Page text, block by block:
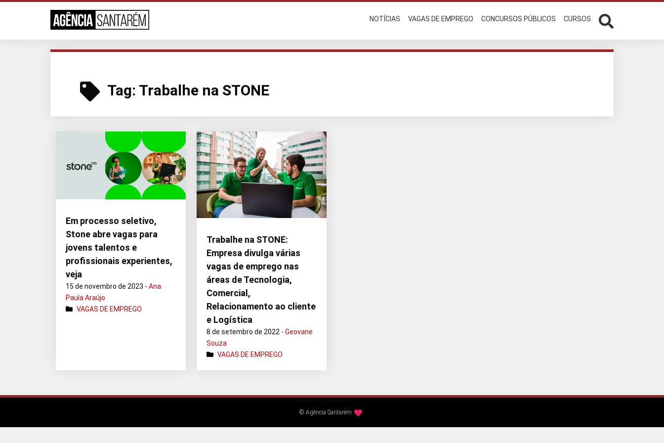
NOTÍCIAS VAGAS DE EMPREGO CONCURSOS PÚBLICOS CURSOS
Tag: Trabalhe na STONE
Em processo seletivo,
Stone abre vagas para
jovens talentos e
profissionais experientes,
veja
15 de novembro de 2023 -Ana
Paula Araújo
VAGAS DE EMPREGO
Trabalhe na STONE:
Empresa divulga várias
vagas de emprego nas
áreas de Tecnologia,
Comercial,
Relacionamento ao cliente
e Logística
8 de setembro de 2022 -Geovane
Souza
VAGAS DE EMPREGO
© Agência Santarém